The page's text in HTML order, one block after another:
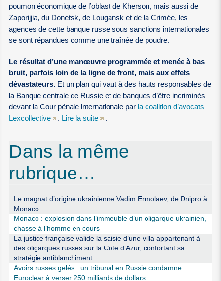
poumon économique de l’oblast de Kherson, mais aussi de
Zaporijjia, du Donetsk, de Lougansk et de la Crimée, les
agences de cette banque russe sous sanctions internationales
se sont répandues comme une traînée de poudre.
Le résultat d’une manœuvre programmée et menée à bas
bruit, parfois loin de la ligne de front, mais aux effets
dévastateurs. Et un plan qui vaut à des hauts responsables de
la Banque centrale de Russie et de banques d’être incriminés
devant la Cour pénale internationale par la coalition d’avocats
Lexcollective
. Lire la suite .
Dans la même
rubrique…
Le magnat d’origine ukrainienne Vadim Ermolaev, de Dnipro à
Monaco
Monaco : explosion dans l’immeuble d’un oligarque ukrainien,
chasse à l’homme en cours
La justice française valide la saisie d’une villa appartenant à
des oligarques russes sur la Côte d’Azur, confortant sa
stratégie antiblanchiment
Avoirs russes gelés : un tribunal en Russie condamne
Euroclear à verser 250 milliards de dollars